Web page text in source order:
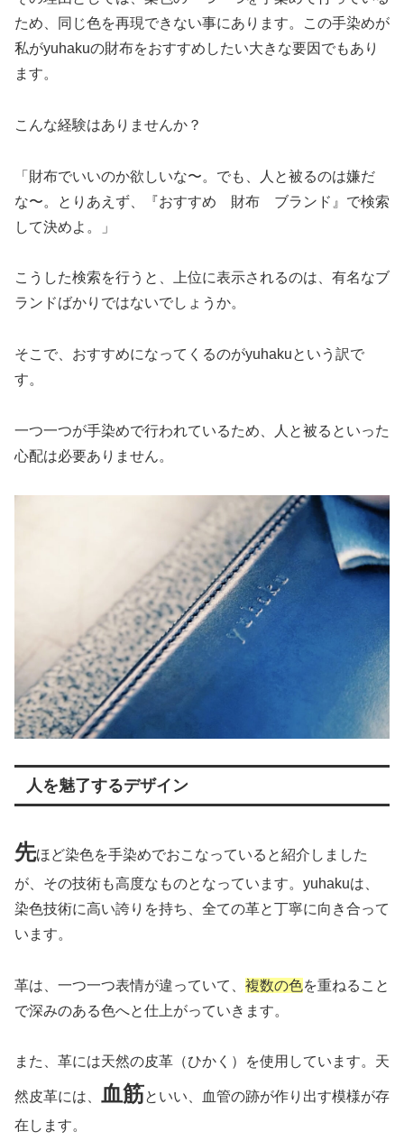
ため、同じ色を再現できない事にあります。この手染めが
私がyuhakuの財布をおすすめしたい大きな要因でもあり
ます。
こんな経験はありませんか？
「財布でいいのか欲しいな〜。でも、人と被るのは嫌だ
な〜。とりあえず、『おすすめ 財布 ブランド』で検索
して決めよ。」
こうした検索を行うと、上位に表示されるのは、有名なブ
ランドばかりではないでしょうか。
そこで、おすすめになってくるのがyuhakuという訳で
す。
一つ一つが手染めで行われているため、人と被るといった
心配は必要ありません。
人を魅了するデザイン
先ほど染色を手染めでおこなっていると紹介しました
が、その技術も高度なものとなっています。yuhakuは、
染色技術に高い誇りを持ち、全ての革と丁寧に向き合って
います。
革は、一つ一つ表情が違っていて、 複数の色を重ねること
で深みのある色へと仕上がっていきます。
また、革には天然の皮革（ひかく）を使用しています。天
然皮革には、 血筋といい、血管の跡が作り出す模様が存
在します。